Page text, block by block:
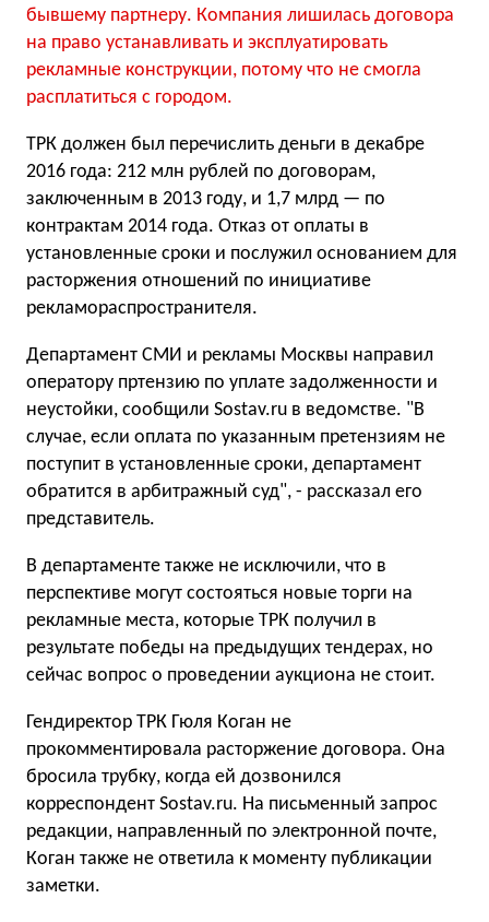
бывшему партнеру. Компания лишилась договора
на право устанавливать и эксплуатировать
рекламные конструкции, потому что не смогла
расплатиться с городом.
ТРК должен был перечислить деньги в декабре
2016 года: 212 млн рублей по договорам,
заключенным в 2013 году, и 1,7 млрд — по
контрактам 2014 года. Отказ от оплаты в
установленные сроки и послужил основанием для
расторжения отношений по инициативе
рекламораспространителя.
Департамент СМИ и рекламы Москвы направил
оператору пртензию по уплате задолженности и
неустойки, сообщили Sostav.ru в ведомстве. "В
случае, если оплата по указанным претензиям не
поступит в установленные сроки, департамент
обратится в арбитражный суд", - рассказал его
представитель.
В департаменте также не исключили, что в
перспективе могут состояться новые торги на
рекламные места, которые ТРК получил в
результате победы на предыдущих тендерах, но
сейчас вопрос о проведении аукциона не стоит.
Гендиректор ТРК Гюля Коган не
прокомментировала расторжение договора. Она
бросила трубку, когда ей дозвонился
корреспондент Sostav.ru. На письменный запрос
редакции, направленный по электронной почте,
Коган также не ответила к моменту публикации
заметки.